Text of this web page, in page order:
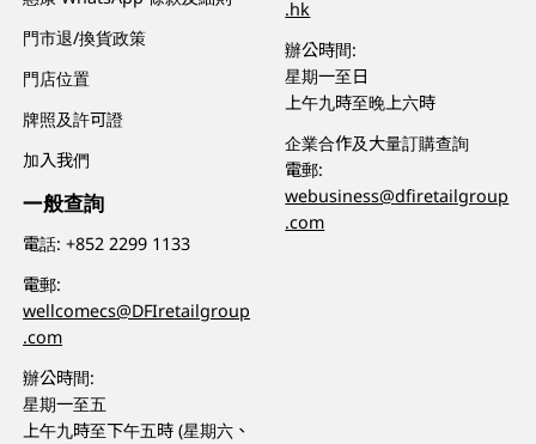
門市退/換貨政策
門店位置
牌照及許可證
加入我們
一般查詢
電話:+852 2299 1133
電郵:
wellcomecs@DFIretailgroup
.com
辦公時間:
星期一至五
上午九時至下午五時 (星期六、
.hk
辦公時間:
星期一至日
上午九時至晚上六時
企業合作及大量訂購查詢
電郵:
webusiness@dfiretailgroup
.com